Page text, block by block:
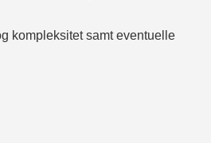
kompleksitet samt eventuelle